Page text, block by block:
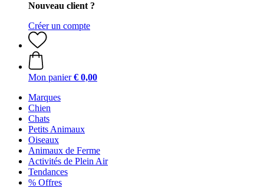
Nouveau client ?
Créer un compte
Mon panier € 0,00
Marques
Chien
Chats
Petits Animaux
Oiseaux
Animaux de Ferme
Activités de Plein Air
Tendances
% Offres